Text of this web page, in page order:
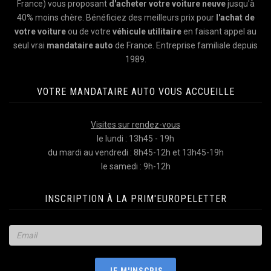
France) vous proposant d'acheter votre voiture neuvejusqu'à
40% moins chère. Bénéficiez des meilleurs prix pour l'achat de
votre voitureou de votre véhicule utilitaireen faisant appel au
seul vrai mandataire auto de France. Entreprise familiale depuis
1989.
VOTRE MANDATAIRE AUTO VOUS ACCUEILLE
Visites sur rendez-vous
le lundi : 13h45 - 19h
du mardi au vendredi : 8h45-12h et 13h45-19h
le samedi : 9h-12h
INSCRIPTION À LA PRIM'EUROPELETTER